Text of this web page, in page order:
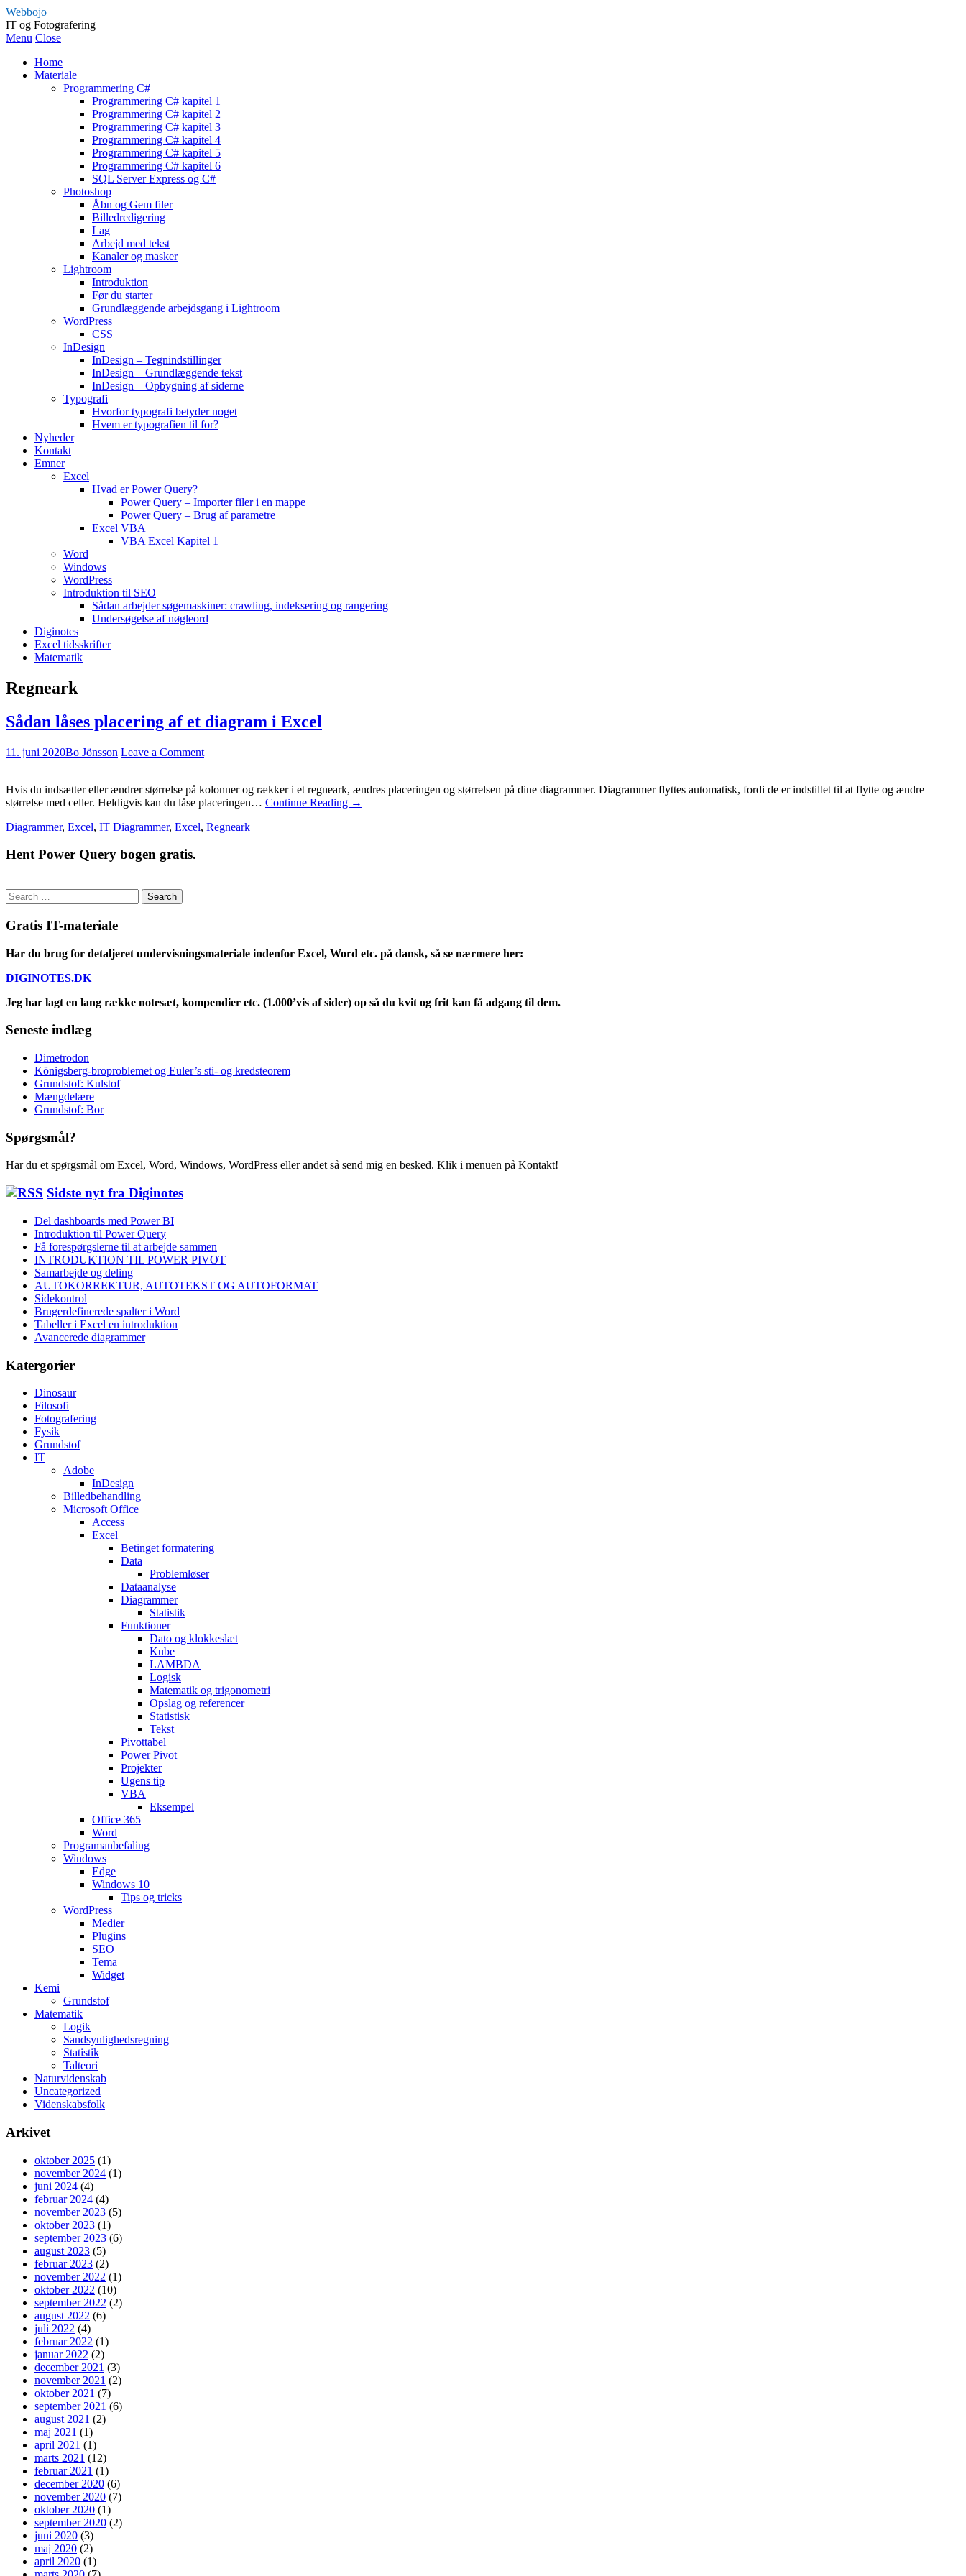
Webbojo
IT og Fotografering
Menu Close
Home
Materiale
Programmering C#
Programmering C# kapitel 1
Programmering C# kapitel 2
Programmering C# kapitel 3
Programmering C# kapitel 4
Programmering C# kapitel 5
Programmering C# kapitel 6
SQL Server Express og C#
Photoshop
Åbn og Gem filer
Billedredigering
Lag
Arbejd med tekst
Kanaler og masker
Lightroom
Introduktion
Før du starter
Grundlæggende arbejdsgang i Lightroom
WordPress
CSS
InDesign
InDesign – Tegnindstillinger
InDesign – Grundlæggende tekst
InDesign – Opbygning af siderne
Typografi
Hvorfor typografi betyder noget
Hvem er typografien til for?
Nyheder
Kontakt
Emner
Excel
Hvad er Power Query?
Power Query – Importer filer i en mappe
Power Query – Brug af parametre
Excel VBA
VBA Excel Kapitel 1
Word
Windows
WordPress
Introduktion til SEO
Sådan arbejder søgemaskiner: crawling, indeksering og rangering
Undersøgelse af nøgleord
Diginotes
Excel tidsskrifter
Matematik
Regneark
Sådan låses placering af et diagram i Excel
11. juni 2020Bo Jönsson Leave a Comment
Hvis du indsætter eller ændrer størrelse på kolonner og rækker i et regneark, ændres placeringen og størrelsen på dine diagrammer. Diagrammer flyttes automatisk, fordi de er indstillet til at flytte og ændre
størrelse med celler. Heldigvis kan du låse placeringen… Continue Reading →
Diagrammer, Excel, IT Diagrammer, Excel, Regneark
Hent Power Query bogen gratis.
Search
for:
Gratis IT-materiale
Har du brug for detaljeret undervisningsmateriale indenfor Excel, Word etc. på dansk, så se nærmere her:
DIGINOTES.DK
Jeg har lagt en lang række notesæt, kompendier etc. (1.000’vis af sider) op så du kvit og frit kan få adgang til dem.
Seneste indlæg
Dimetrodon
Königsberg-broproblemet og Euler’s sti- og kredsteorem
Grundstof: Kulstof
Mængdelære
Grundstof: Bor
Spørgsmål?
Har du et spørgsmål om Excel, Word, Windows, WordPress eller andet så send mig en besked. Klik i menuen på Kontakt!
Sidste nyt fra Diginotes
Del dashboards med Power BI
Introduktion til Power Query
Få forespørgslerne til at arbejde sammen
INTRODUKTION TIL POWER PIVOT
Samarbejde og deling
AUTOKORREKTUR, AUTOTEKST OG AUTOFORMAT
Sidekontrol
Brugerdefinerede spalter i Word
Tabeller i Excel en introduktion
Avancerede diagrammer
Katergorier
Dinosaur
Filosofi
Fotografering
Fysik
Grundstof
IT
Adobe
InDesign
Billedbehandling
Microsoft Office
Access
Excel
Betinget formatering
Data
Problemløser
Dataanalyse
Diagrammer
Statistik
Funktioner
Dato og klokkeslæt
Kube
LAMBDA
Logisk
Matematik og trigonometri
Opslag og referencer
Statistisk
Tekst
Pivottabel
Power Pivot
Projekter
Ugens tip
VBA
Eksempel
Office 365
Word
Programanbefaling
Windows
Edge
Windows 10
Tips og tricks
WordPress
Medier
Plugins
SEO
Tema
Widget
Kemi
Grundstof
Matematik
Logik
Sandsynlighedsregning
Statistik
Talteori
Naturvidenskab
Uncategorized
Videnskabsfolk
Arkivet
oktober 2025 (1)
november 2024 (1)
juni 2024 (4)
februar 2024 (4)
november 2023 (5)
oktober 2023 (1)
september 2023 (6)
august 2023 (5)
februar 2023 (2)
november 2022 (1)
oktober 2022 (10)
september 2022 (2)
august 2022 (6)
juli 2022 (4)
februar 2022 (1)
januar 2022 (2)
december 2021 (3)
november 2021 (2)
oktober 2021 (7)
september 2021 (6)
august 2021 (2)
maj 2021 (1)
april 2021 (1)
marts 2021 (12)
februar 2021 (1)
december 2020 (6)
november 2020 (7)
oktober 2020 (1)
september 2020 (2)
juni 2020 (3)
maj 2020 (2)
april 2020 (1)